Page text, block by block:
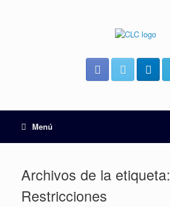
Menú
Archivos de la etiqueta:
Restricciones